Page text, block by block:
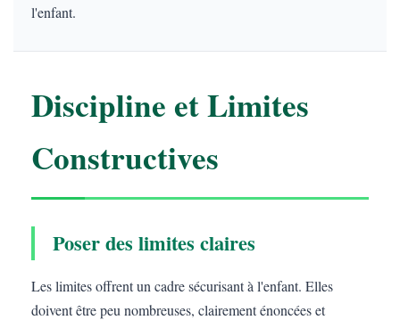
l'enfant.
Discipline et Limites
Constructives
Poser des limites claires
Les limites offrent un cadre sécurisant à l'enfant. Elles
doivent être peu nombreuses, clairement énoncées et